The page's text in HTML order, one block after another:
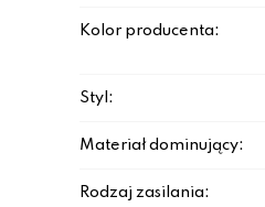
Kolor producenta:
Styl:
Materiał dominujący:
Rodzaj zasilania: